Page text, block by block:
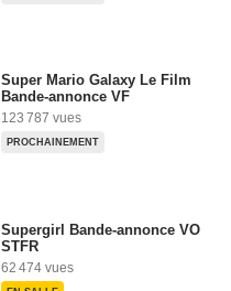
Super Mario Galaxy Le Film
Bande-annonce VF
123 787 vues
PROCHAINEMENT
Supergirl Bande-annonce VO
STFR
62 474 vues